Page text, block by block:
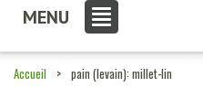
MENU
Accueil > pain (levain): millet-lin